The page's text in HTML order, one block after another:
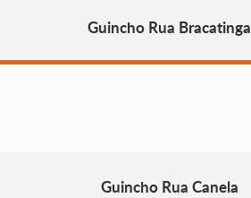
Guincho Rua Bracatinga
Guincho Rua Canela